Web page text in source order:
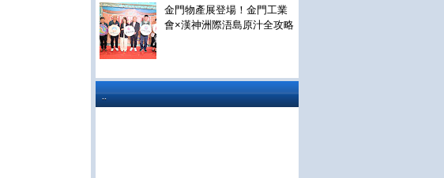
金門物產展登場！金門工業
會×漢神洲際浯島原汁全攻略
..